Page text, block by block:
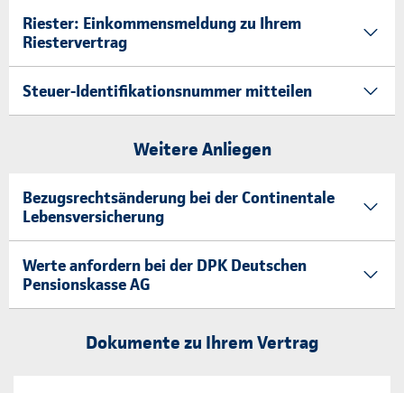
Riester: Einkommensmeldung zu Ihrem
Riestervertrag
Steuer-Identifikationsnummer mitteilen
Weitere Anliegen
Bezugsrechtsänderung bei der Continentale
Lebensversicherung
Werte anfordern bei der DPK Deutschen
Pensionskasse AG
Dokumente zu Ihrem Vertrag